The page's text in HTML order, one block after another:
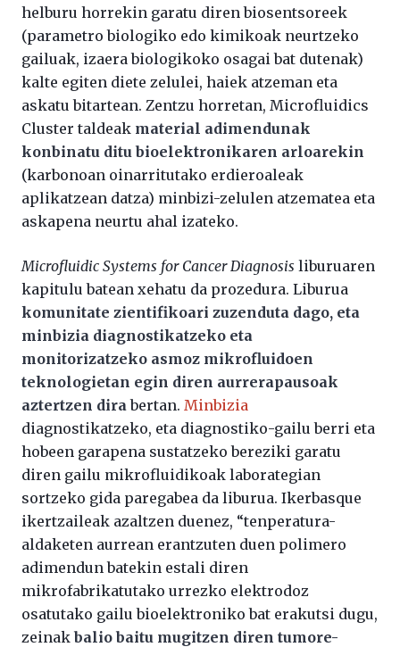
helburu horrekin garatu diren biosentsoreek
(parametro biologiko edo kimikoak neurtzeko
gailuak, izaera biologikoko osagai bat dutenak)
kalte egiten diete zelulei, haiek atzeman eta
askatu bitartean. Zentzu horretan, Microfluidics
Cluster taldeak material adimendunak
konbinatu ditu bioelektronikaren arloarekin
(karbonoan oinarritutako erdieroaleak
aplikatzean datza) minbizi-zelulen atzematea eta
askapena neurtu ahal izateko.
Microfluidic Systems for Cancer Diagnosis liburuaren
kapitulu batean xehatu da prozedura. Liburua
komunitate zientifikoari zuzenduta dago, eta
minbizia diagnostikatzeko eta
monitorizatzeko asmoz mikrofluidoen
teknologietan egin diren aurrerapausoak
aztertzen dira bertan. Minbizia
diagnostikatzeko, eta diagnostiko-gailu berri eta
hobeen garapena sustatzeko bereziki garatu
diren gailu mikrofluidikoak laborategian
sortzeko gida paregabea da liburua. Ikerbasque
ikertzaileak azaltzen duenez, “tenperatura-
aldaketen aurrean erantzuten duen polimero
adimendun batekin estali diren
mikrofabrikatutako urrezko elektrodoz
osatutako gailu bioelektroniko bat erakutsi dugu,
zeinakbalio baitu mugitzen diren tumore-